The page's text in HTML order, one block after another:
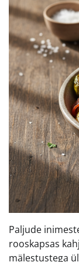
Paljude
rooskapsas
mälestustega